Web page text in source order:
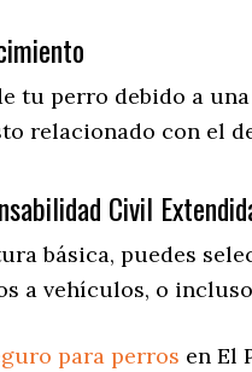
tu perro debido a
relacionado con el
Civil
básica, puedes
a vehículos, o incluso
para perros en El